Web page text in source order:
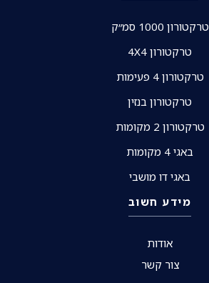
טרקטורון 1000 סמ״ק
טרקטורון 4X4
טרקטורון 4 פעימות
טרקטורון בנזין
טרקטורון 2 מקומות
באגי 4 מקומות
באגי דו מושבי
מידע חשוב
אודות
צור קשר